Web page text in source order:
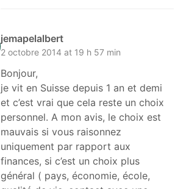
jemapelalbert
2 octobre 2014 at 19 h 57 min
Bonjour,
je vit en Suisse depuis 1 an et demi
et c’est vrai que cela reste un choix
personnel. A mon avis, le choix est
mauvais si vous raisonnez
uniquement par rapport aux
finances, si c’est un choix plus
général ( pays, économie, école,